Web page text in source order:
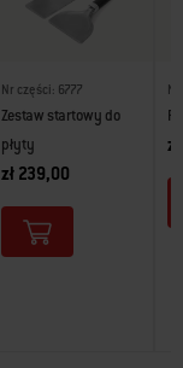
Nr części: 6777
Zestaw startowy do
płyty
zł 239,00